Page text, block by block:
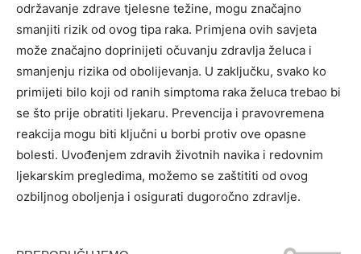
održavanje zdrave tjelesne težine, mogu značajno
smanjiti rizik od ovog tipa raka. Primjena ovih savjeta
može značajno doprinijeti očuvanju zdravlja želuca i
smanjenju rizika od obolijevanja. U zaključku, svako ko
primijeti bilo koji od ranih simptoma raka želuca trebao bi
se što prije obratiti ljekaru. Prevencija i pravovremena
reakcija mogu biti ključni u borbi protiv ove opasne
bolesti. Uvođenjem zdravih životnih navika i redovnim
ljekarskim pregledima, možemo se zaštititi od ovog
ozbiljnog oboljenja i osigurati dugoročno zdravlje.